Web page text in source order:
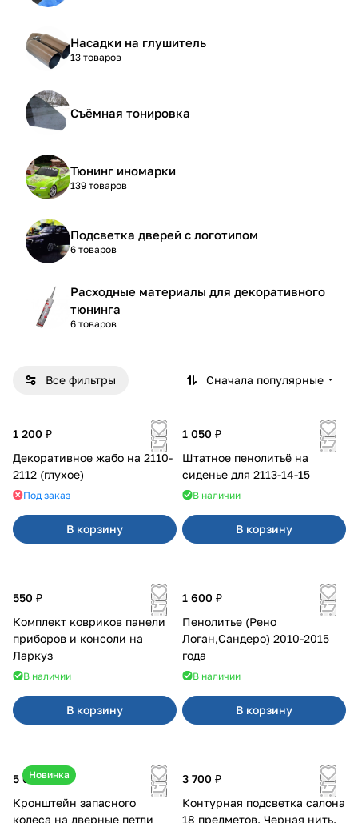
Насадки на глушитель
13 товаров
Съёмная тонировка
Тюнинг иномарки
139 товаров
Подсветка дверей с логотипом
6 товаров
Расходные материалы для декоративного
тюнинга
6 товаров
Все фильтры Сначала популярные
1 200 ₽
Декоративное жабо на 2110-
2112 (глухое)
Под заказ
В корзину
1 050 ₽
Штатное пенолитьё на
сиденье для 2113-14-15
В наличии
В корзину
550 ₽
Комплект ковриков панели
приборов и консоли на
Ларкуз
В наличии
В корзину
1 600 ₽
Пенолитье (Рено
Логан,Сандеро) 2010-2015
года
В наличии
В корзину
Новинка
5 050 ₽
Кронштейн запасного
колеса на дверные петли
3 700 ₽
Контурная подсветка салона
18 предметов. Черная нить.